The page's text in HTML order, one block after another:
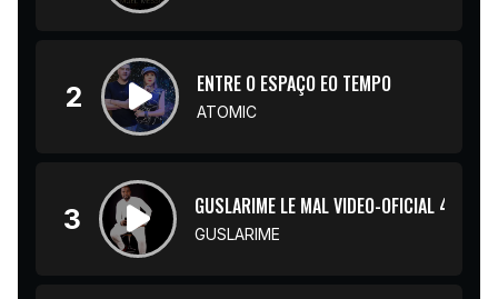
2 ENTRE O ESPAÇO EO TEMPO
ATOMIC
3 GUSLARIME LE MAL VIDEO-OFICIAL 4K
GUSLARIME